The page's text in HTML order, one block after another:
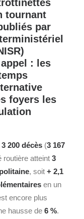
tournant
par
: les
foyers les
3 200 décès (3 167
routière atteint 3
, soit + 2,1
en un
encore plus
hausse de 6 %.